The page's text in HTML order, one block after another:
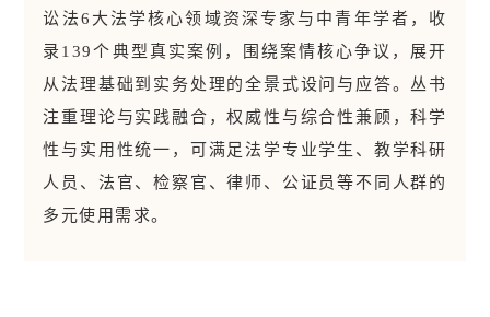
讼法6大法学核心领域资深专家与中青年学者，收
录139个典型真实案例，围绕案情核心争议，展开
从法理基础到实务处理的全景式设问与应答。丛书
注重理论与实践融合，权威性与综合性兼顾，科学
性与实用性统一，可满足法学专业学生、教学科研
人员、法官、检察官、律师、公证员等不同人群的
多元使用需求。